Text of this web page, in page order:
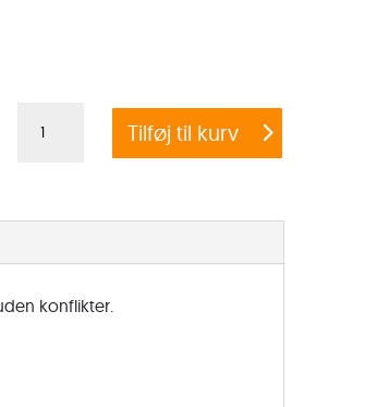
Tilføj til kurv
konflikter.